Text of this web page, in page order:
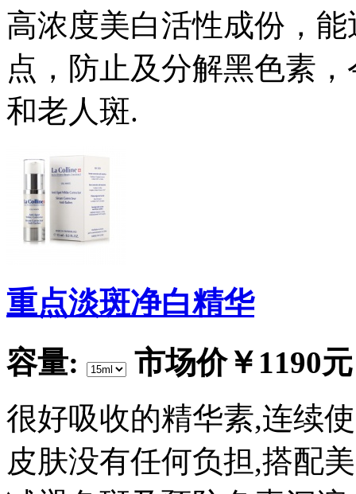
高浓度美白活性成份，
点，防止及分解黑色素
和老人斑.
重点淡斑净白精华
容量:
市场价￥1190元
很好吸收的精华素,连续
皮肤没有任何负担,搭配